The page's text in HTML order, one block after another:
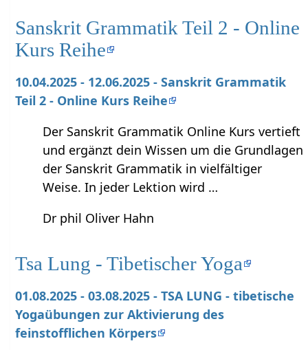
Sanskrit Grammatik Teil 2 - Online
Kurs Reihe
10.04.2025 - 12.06.2025 - Sanskrit Grammatik
Teil 2 - Online Kurs Reihe
Der Sanskrit Grammatik Online Kurs vertieft
und ergänzt dein Wissen um die Grundlagen
der Sanskrit Grammatik in vielfältiger
Weise. In jeder Lektion wird …
Dr phil Oliver Hahn
Tsa Lung - Tibetischer Yoga
01.08.2025 - 03.08.2025 - TSA LUNG - tibetische
Yogaübungen zur Aktivierung des
feinstofflichen Körpers